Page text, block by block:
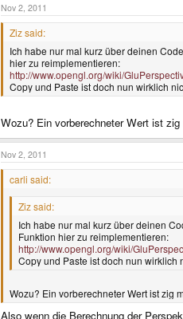
Nov 2, 2011
Ziz said:
Ich habe nur mal kurz über deinen
hier zu reimplementieren:
http://www.opengl.org/wiki/
Copy und Paste ist doch nun wirklich
Wozu? Ein vorberechneter Wert ist
Nov 2, 2011
carli said:
Ziz said:
Ich habe nur mal kurz über deinen
Funktion hier zu reimplementieren:
http://www.opengl.org/wiki/
Copy und Paste ist doch nun wirklich
Wozu? Ein vorberechneter Wert ist zig
Also wenn die Berechnung der